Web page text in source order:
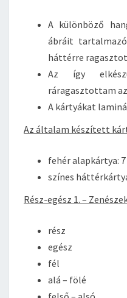
A különböző
ábráit
háttérre
Az így
ráragasztottam
A kártyákat
Az általam készített
fehér alapkártya: 7
színes
Rész-egész 1. –
rész
egész
fél
alá – fölé